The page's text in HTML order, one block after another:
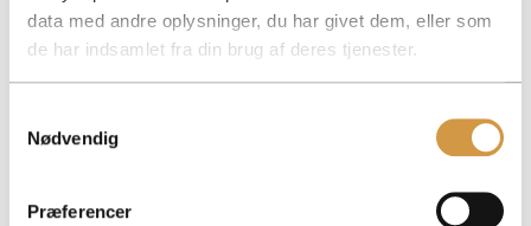
data med andre oplysninger, du har givet dem, eller som
de har indsamlet fra din brug af deres tjenester.
Nødvendig
Præferencer
TOLDBODGADE 12, 3. 1253 KØBENHAVN K